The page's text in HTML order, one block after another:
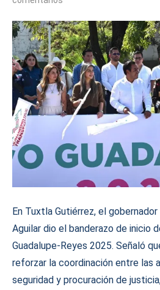
En Tuxtla Gutiérrez, el gobernador
Aguilar dio el banderazo de inicio
Guadalupe-Reyes 2025. Señaló
reforzar la coordinación entre las
seguridad y procuración de